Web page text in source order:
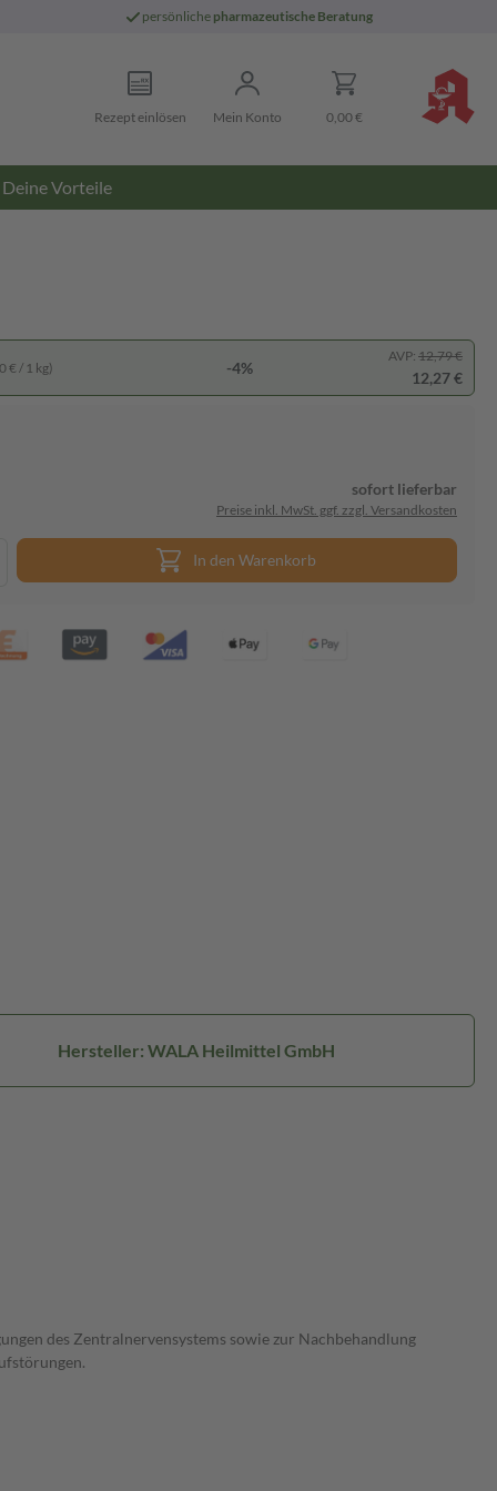
persönliche pharmazeutische Beratung
Rezept einlösen Mein Konto 0,00 €
Deine Vorteile
€ / 1 kg) -4%
AVP: 12,79 €
12,27 €
sofort lieferbar
Preise inkl. MwSt. ggf. zzgl. Versandkosten
In den Warenkorb
Hersteller: WALA Heilmittel GmbH
des Zentralnervensystems sowie zur Nachbehandlung